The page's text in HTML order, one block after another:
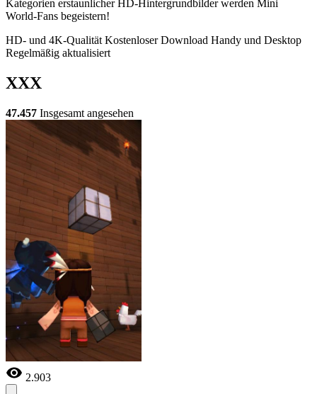
Kategorien erstaunlicher HD-Hintergrundbilder werden Mini
World-Fans begeistern!
HD- und 4K-Qualität Kostenloser Download Handy und Desktop
Regelmäßig aktualisiert
XXX
47.457 Insgesamt angesehen
2.903